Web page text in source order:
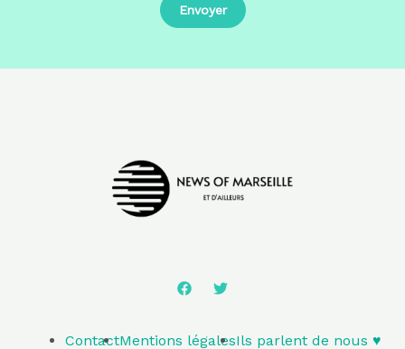
ContactMentions légalesIls parlent de nous ♥️